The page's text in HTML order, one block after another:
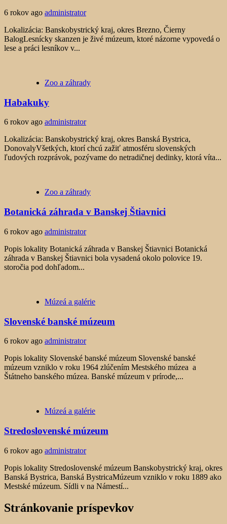
6 rokov ago administrator
Lokalizácia: Banskobystrický kraj, okres Brezno, Čierny
BalogLesnícky skanzen je živé múzeum, ktoré názorne vypovedá o
lese a práci lesníkov v...
Zoo a záhrady
Habakuky
6 rokov ago administrator
Lokalizácia: Banskobystrický kraj, okres Banská Bystrica,
DonovalyVšetkých, ktorí chcú zažiť atmosféru slovenských
ľudových rozprávok, pozývame do netradičnej dedinky, ktorá víta...
Zoo a záhrady
Botanická záhrada v Banskej Štiavnici
6 rokov ago administrator
Popis lokality Botanická záhrada v Banskej Štiavnici Botanická
záhrada v Banskej Štiavnici bola vysadená okolo polovice 19.
storočia pod dohľadom...
Múzeá a galérie
Slovenské banské múzeum
6 rokov ago administrator
Popis lokality Slovenské banské múzeum Slovenské banské
múzeum vzniklo v roku 1964 zlúčením Mestského múzea a
Štátneho banského múzea. Banské múzeum v prírode,...
Múzeá a galérie
Stredoslovenské múzeum
6 rokov ago administrator
Popis lokality Stredoslovenské múzeum Banskobystrický kraj, okres
Banská Bystrica, Banská BystricaMúzeum vzniklo v roku 1889 ako
Mestské múzeum. Sídli v na Námestí...
Stránkovanie príspevkov